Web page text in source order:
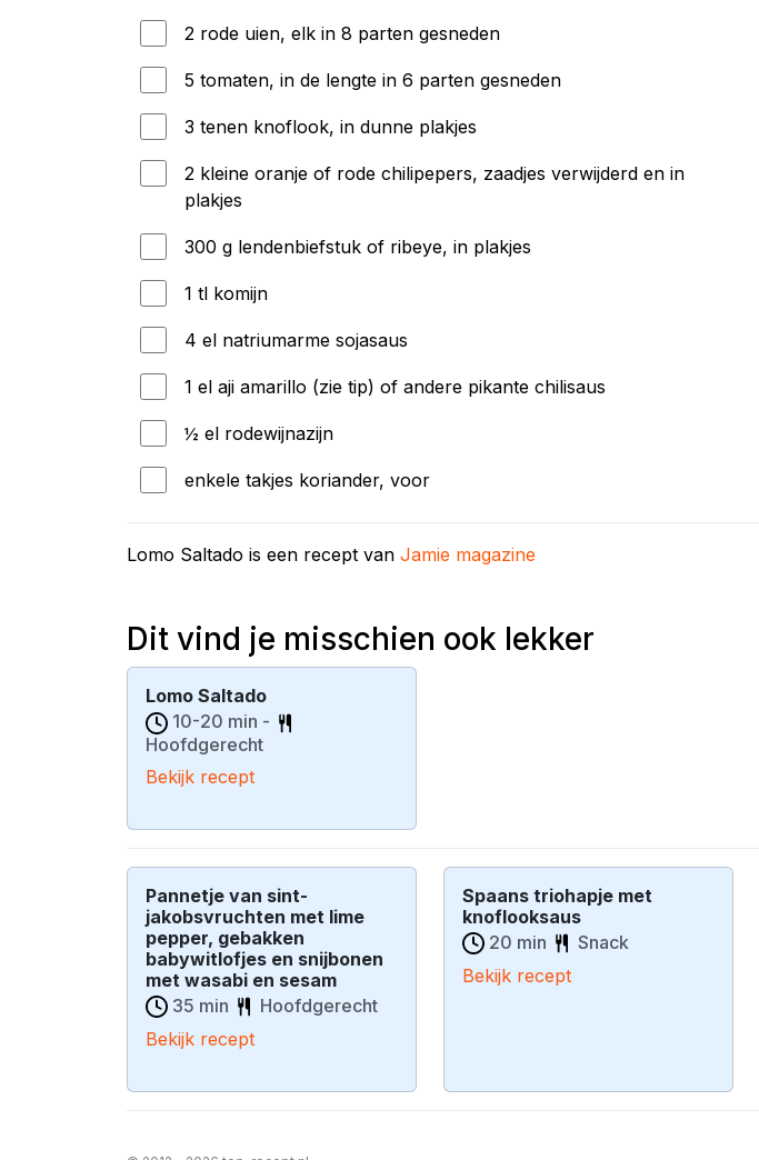
2 rode uien, elk in 8 parten gesneden
5 tomaten, in de lengte in 6 parten gesneden
3 tenen knoflook, in dunne plakjes
2 kleine oranje of rode chilipepers, zaadjes verwijderd en in
plakjes
300 g lendenbiefstuk of ribeye, in plakjes
1 tl komijn
4 el natriumarme sojasaus
1 el aji amarillo (zie tip) of andere pikante chilisaus
½ el rodewijnazijn
enkele takjes koriander, voor
Lomo Saltado is een recept van Jamie magazine
Dit vind je misschien ook lekker
Lomo Saltado
10-20 min -
Hoofdgerecht
Bekijk recept
Pannetje van sint-
jakobsvruchten met lime
pepper, gebakken
babywitlofjes en snijbonen
met wasabi en sesam
35 min
Hoofdgerecht
Bekijk recept
Spaans triohapje met
knoflooksaus
20 min
Snack
Bekijk recept